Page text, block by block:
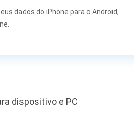
dados do iPhone para o Android,
dispositivo e PC